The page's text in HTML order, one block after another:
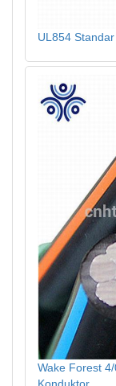
UL854
Wake Forest